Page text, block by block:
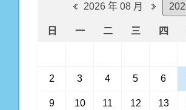
2026 年 08 月
日 一 二 三 四
2 3 4 5 6
9 10 11 12 13